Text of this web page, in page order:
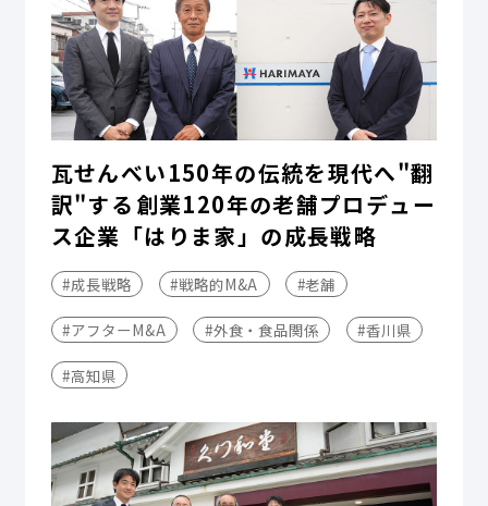
瓦せんべい150年の伝統を現代へ"翻
訳"する――創業120年の老舗プロデュー
ス企業「はりま家」の成長戦略
#成長戦略 #戦略的M&A #老舗
#アフターM&A #外食・食品関係 #香川県
#高知県